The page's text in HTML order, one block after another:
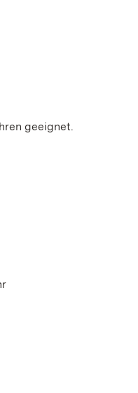
geeignet.